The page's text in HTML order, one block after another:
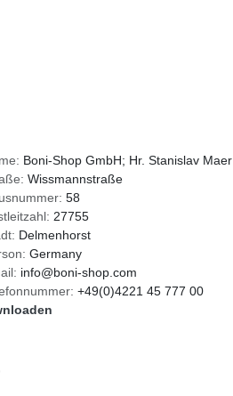
Boni-Shop GmbH; Hr. Stanislav Maer
Wissmannstraße
58
27755
Delmenhorst
Germany
info@boni-shop.com
+49(0)4221 45 777 00